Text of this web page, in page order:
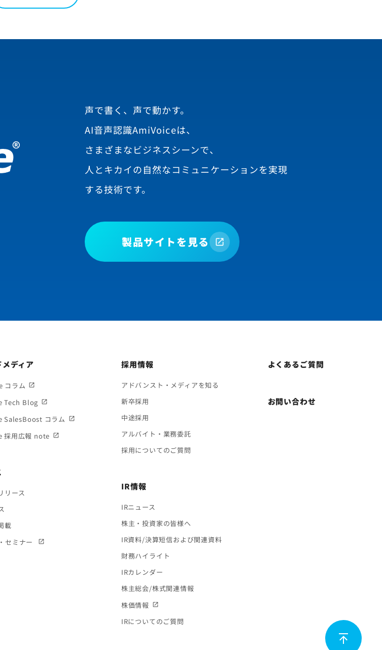
声で書く、声で動かす。
AI音声認識AmiVoiceは、
さまざまなビジネスシーンで、
人とキカイの自然なコミュニケーションを実現
する技術です。
製品サイトを見る
ディア
コラム
Tech Blog
SalesBoost コラム
採用広報 note
リース
載
セミナー
採用情報
アドバンスト・メディアを知る
新卒採用
中途採用
アルバイト・業務委託
採用についてのご質問
IR情報
IRニュース
株主・投資家の皆様へ
IR資料/決算短信および関連資料
財務ハイライト
IRカレンダー
株主総会/株式関連情報
株価情報
IRについてのご質問
よくあるご質問
お問い合わせ